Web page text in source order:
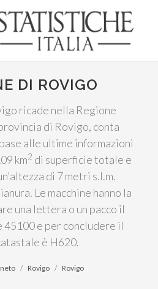
DI ROVIGO
ricade nella Regione
di Rovigo, conta
alle ultime informazioni
km2 di superficie totale e
di 7 metri s.l.m.
Le macchine hanno la
una lettera o un pacco il
45100 e per concludere il
è H620.
Rovigo Rovigo